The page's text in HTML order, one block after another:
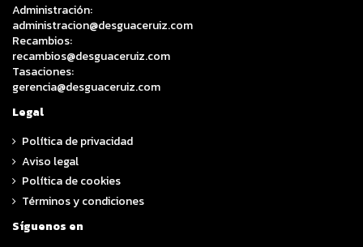
Administración:
administracion@desguaceruiz.com
Recambios:
recambios@desguaceruiz.com
Tasaciones:
gerencia@desguaceruiz.com
Legal
Política de privacidad
Aviso legal
Política de cookies
Términos y condiciones
Síguenos en